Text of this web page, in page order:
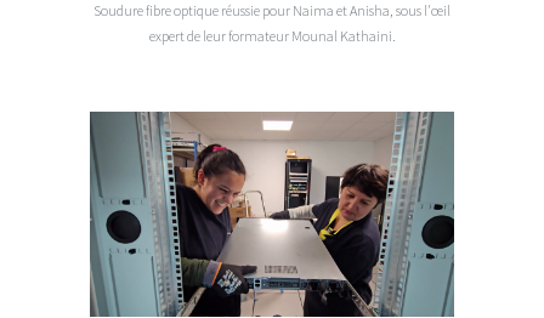
Soudure fibre optique réussie pour Naima et Anisha, sous l'œil
expert de leur formateur Mounal Kathaini.